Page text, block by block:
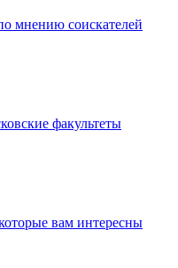
мнению соискателей
факультеты
вам интересны